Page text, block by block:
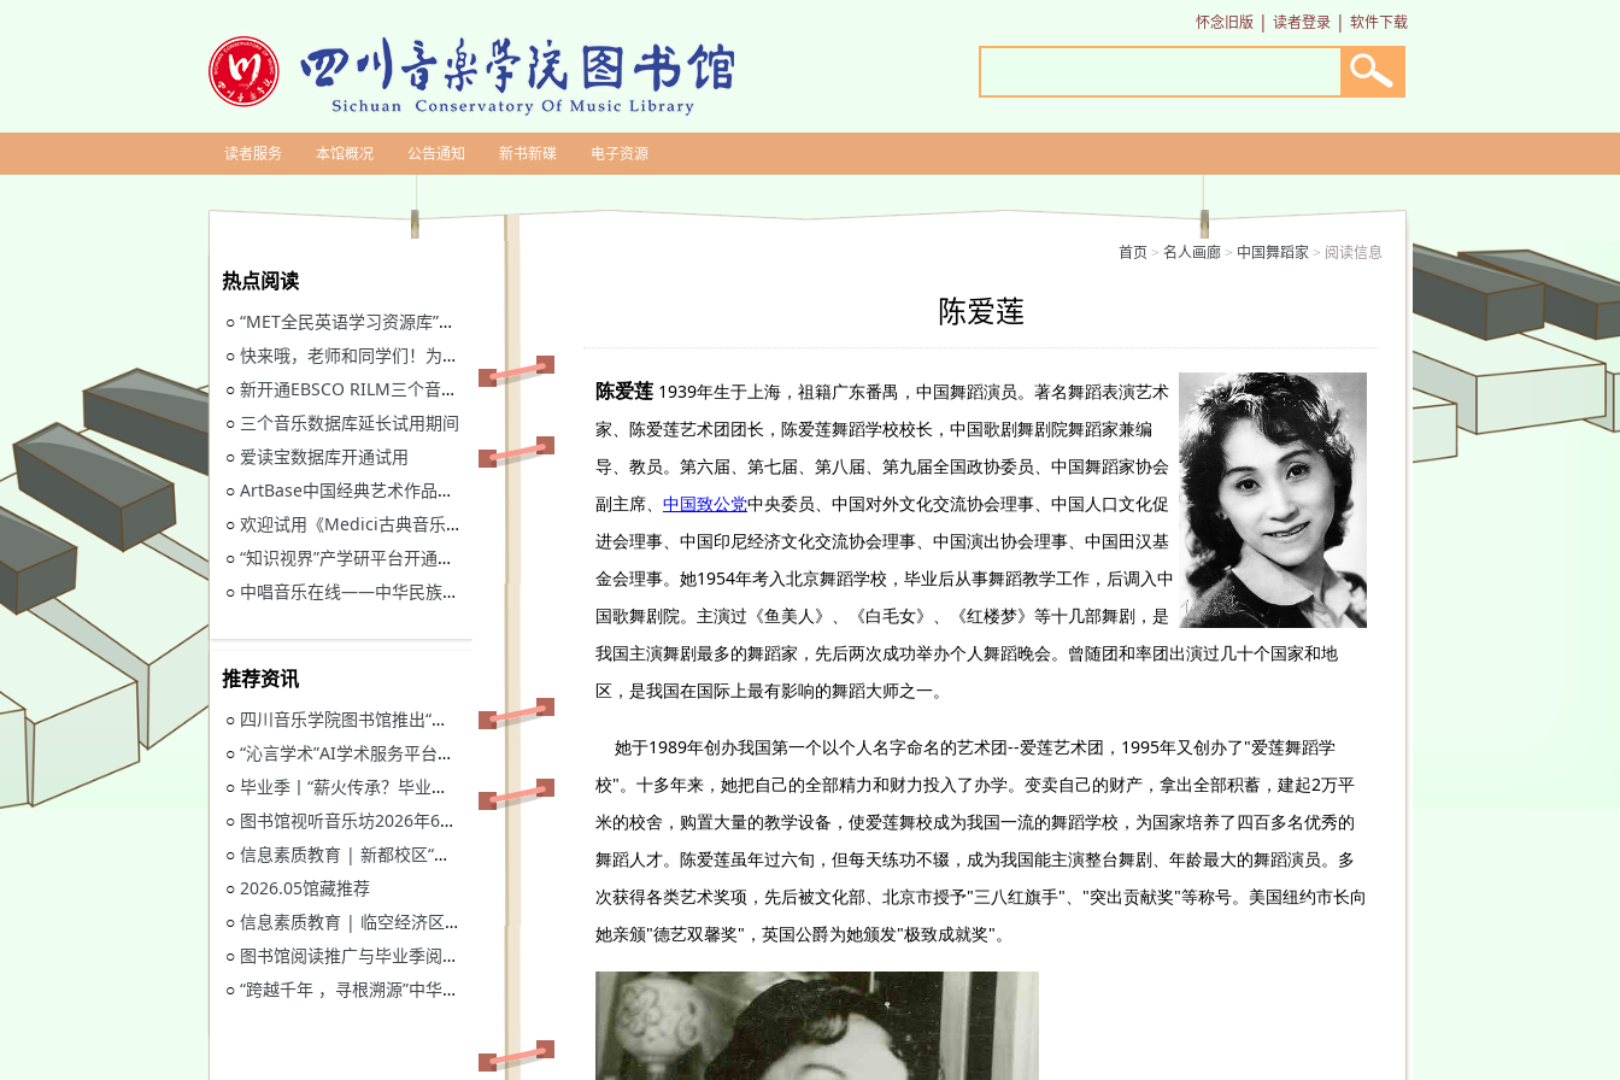
怀念旧版 | 读者登录 | 软件下载
读者服务 本馆概况 公告通知 新书新碟 电子资源
热点阅读
○ “MET全民英语学习资源库”继续开通试用
○ 快来哦，老师和同学们！为川音图书馆“十四五”规划建言献策
○ 新开通EBSCO RILM三个音乐类数据库免费试用
○ 三个音乐数据库延长试用期间
○ 爱读宝数据库开通试用
○ ArtBase中国经典艺术作品数据库继续开通试用通知
○ 欢迎试用《Medici古典音乐视听图书馆》
○ “知识视界”产学研平台开通试用通知
○ 中唱音乐在线——中华民族音乐与戏曲资源库开通试用
推荐资讯
○ 四川音乐学院图书馆推出“忆长征？书香路”纪念中国工农红军长征胜利90周年系列活动
○ “沁言学术”AI学术服务平台开通试用
○ 毕业季丨“薪火传承？毕业生图书漂流”活动
○ 图书馆视听音乐坊2026年6月展播季
○ 信息素质教育 | 新都校区“图书馆多媒体资源的鉴赏和利用”电子资源讲座
○ 2026.05馆藏推荐
○ 信息素质教育 | 临空经济区校区“读秀学术资源一站式获取与电子资源远程访问”电子资源讲座
○ 图书馆阅读推广与毕业季阅读活动意见征集
○ “跨越千年 ，寻根溯源”中华优秀传统文化主题活动获奖名单
首页 > 名人画廊 > 中国舞蹈家 > 阅读信息
陈爱莲